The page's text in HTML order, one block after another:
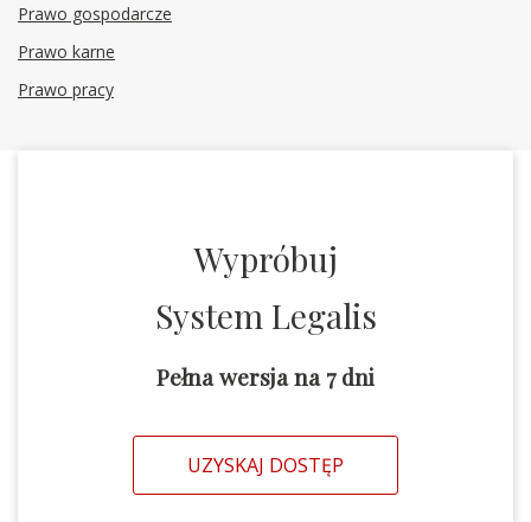
Prawo gospodarcze
Prawo karne
Prawo pracy
Wypróbuj
System Legalis
Pełna wersja na 7 dni
UZYSKAJ DOSTĘP